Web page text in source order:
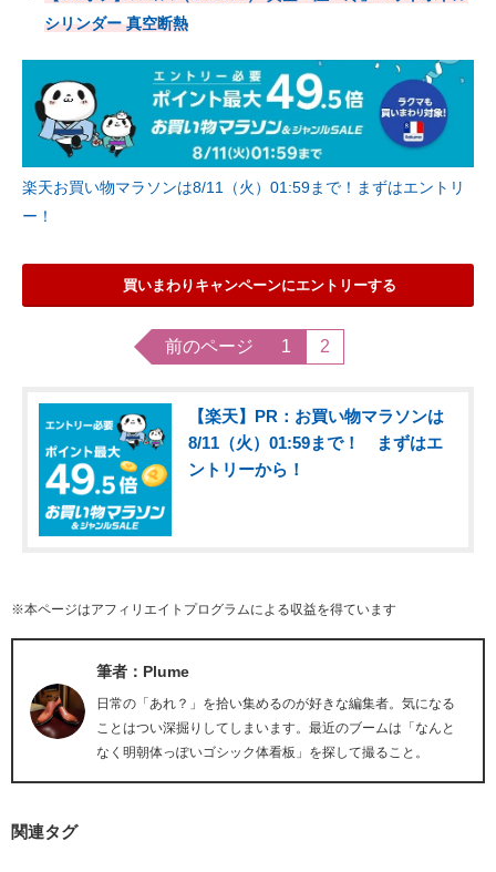
シリンダー 真空断熱
楽天お買い物マラソンは8/11（火）01:59まで！まずはエントリ
ー！
買いまわりキャンペーンにエントリーする
前のページ 1 2
【楽天】PR：お買い物マラソンは
8/11（火）01:59まで！ まずはエ
ントリーから！
※本ページはアフィリエイトプログラムによる収益を得ています
筆者：Plume
日常の「あれ？」を拾い集めるのが好きな編集者。気になる
ことはつい深掘りしてしまいます。最近のブームは「なんと
なく明朝体っぽいゴシック体看板」を探して撮ること。
関連タグ